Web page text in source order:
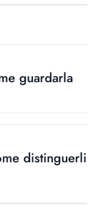
guardarla
distinguerli